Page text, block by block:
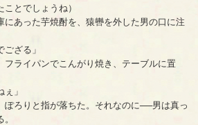
とでしょうね）
あった芋焼酎を、猿轡を外した男の口に注
ござる」
ライパンでこんがり焼き、テーブルに置
」
ろりと指が落ちた。それなのに──男は真っ